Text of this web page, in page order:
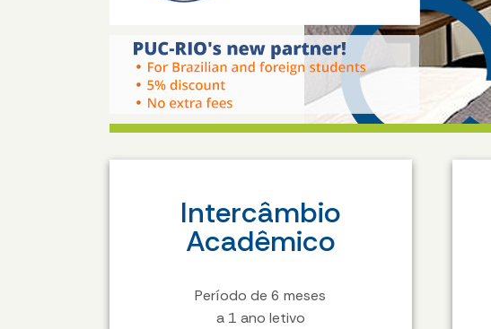
Intercâmbio
Acadêmico
Período de 6 meses
a 1 ano letivo